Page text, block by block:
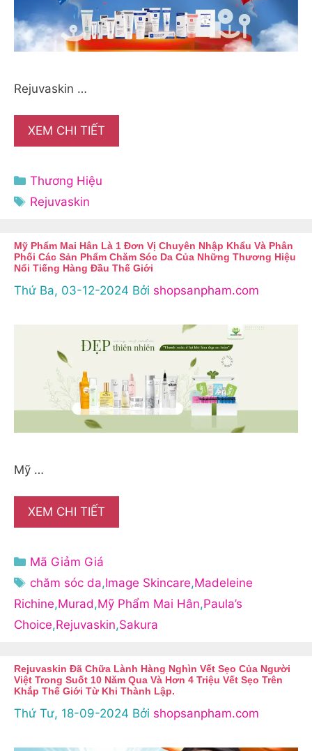
Rejuvaskin …
XEM CHI TIẾT
Danh
mục
Thương Hiệu
Thẻ
Rejuvaskin
Mỹ Phẩm Mai Hân Là 1 Đơn Vị Chuyên Nhập Khẩu Và Phân
Phối Các Sản Phẩm Chăm Sóc Da Của Những Thương Hiệu
Nổi Tiếng Hàng Đầu Thế Giới
Thứ Ba, 03-12-2024 Bởi shopsanpham.com
Mỹ …
XEM CHI TIẾT
Danh
mục
Mã Giảm Giá
Thẻ
chăm sóc da,Image Skincare,Madeleine
Richine,Murad,Mỹ Phẩm Mai Hân,Paula’s
Choice,Rejuvaskin,Sakura
Rejuvaskin Đã Chữa Lành Hàng Nghìn Vết Sẹo Của Người
Việt Trong Suốt 10 Năm Qua Và Hơn 4 Triệu Vết Sẹo Trên
Khắp Thế Giới Từ Khi Thành Lập.
Thứ Tư, 18-09-2024 Bởi shopsanpham.com